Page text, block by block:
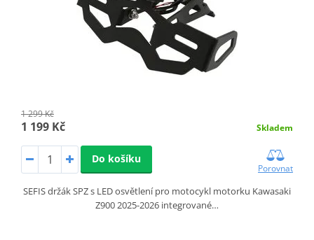
1 299 Kč
1 199 Kč Skladem
Do košíku
Porovnat
SEFIS držák SPZ s LED osvětlení pro motocykl motorku Kawasaki
Z900 2025-2026 integrované…